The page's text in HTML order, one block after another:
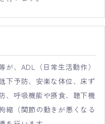
が、ADL（日常生活動作）
下予防、安楽な体位、床ず
、呼吸機能や摂食、聴下機
縮（関節の動きが悪くなる